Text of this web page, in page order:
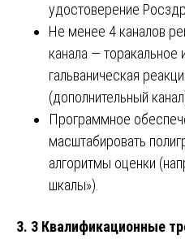
удостоверение
Не менее 4 каналов
канала —
гальваническая
(дополнительный
Программное
масштабировать
алгоритмы оценки
шкалы»).
3. 3 Квалификационные